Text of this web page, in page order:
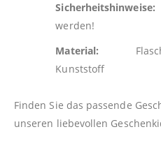
Sicherheitshinweise:
werden!
Material: Flasche
Kunststoff
Finden Sie das passende
unseren liebevollen